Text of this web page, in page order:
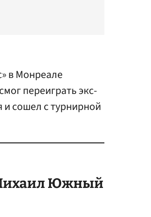
в Монреале
переиграть экс-
сошел с турнирной
Южный